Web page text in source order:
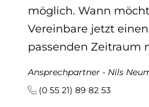
möglich. Wann
Vereinbare jetzt
passenden Zeitraum
Ansprechpartner - Nils
(0 55 21) 89 82 53